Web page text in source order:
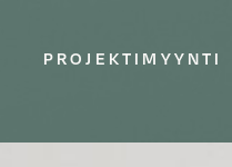
PROJEKTIMYYNTI